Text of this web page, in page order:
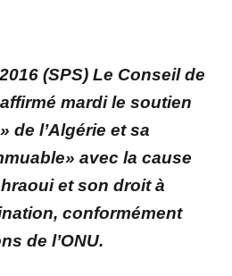
(SPS) Le Conseil de
mardi le soutien
de l’Algérie et sa
avec la cause
et son droit à
conformément
de l’ONU.